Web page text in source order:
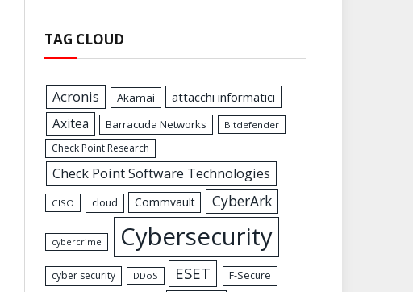
TAG CLOUD
Acronis Akamai attacchi informatici
Axitea Barracuda Networks Bitdefender
Check Point Research
Check Point Software Technologies
CISO cloud Commvault CyberArk
cybercrime Cybersecurity
cyber security DDoS ESET F-Secure